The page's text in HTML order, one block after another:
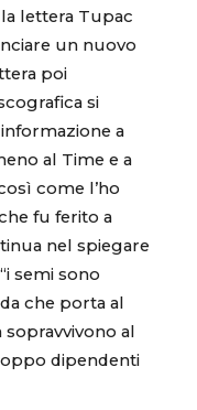
lettera Tupac
un nuovo
poi
si
a
al Time e a
come l’ho
fu ferito a
nel spiegare
semi sono
che porta al
al
dipendenti